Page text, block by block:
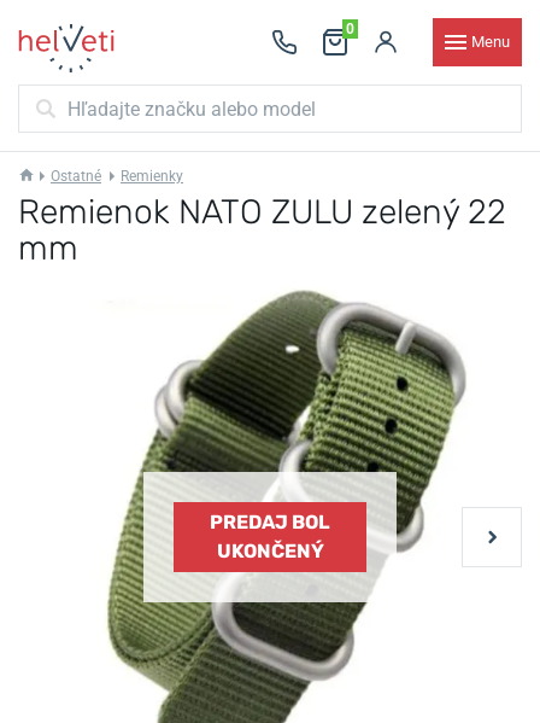
0
Menu
Ostatné Remienky
Remienok NATO ZULU zelený 22
mm
PREDAJ BOL
UKONČENÝ